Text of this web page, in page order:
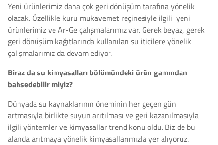
Yeni ürünlerimiz daha çok geri dönüşüm tarafına yönelik
olacak. Özellikle kuru mukavemet reçinesiyle ilgili yeni
ürünlerimiz ve Ar-Ge çalışmalarımız var. Gerek beyaz, gerek
geri dönüşüm kağıtlarında kullanılan su iticilere yönelik
çalışmalarımız da devam ediyor.
Biraz da su kimyasalları bölümündeki ürün gamından
bahsedebilir miyiz?
Dünyada su kaynaklarının öneminin her geçen gün
artmasıyla birlikte suyun arıtılması ve geri kazanılmasıyla
ilgili yöntemler ve kimyasallar trend konu oldu. Biz de bu
alanda arıtmaya yönelik kimyasallarımızla yer alıyoruz.